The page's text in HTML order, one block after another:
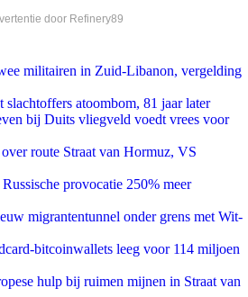
door Refinery89
militairen in Zuid-Libanon, vergelding
slachtoffers atoombom, 81 jaar later
bij Duits vliegveld voedt vrees voor
route Straat van Hormuz, VS
provocatie 250% meer
migrantentunnel onder grens met Wit-
bitcoinwallets leeg voor 114 miljoen
hulp bij ruimen mijnen in Straat van